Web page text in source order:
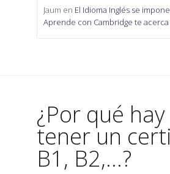
Jaum en El Idioma Inglés se
Aprende con Cambridge te acerca
¿Por qué
tener un
B1, B2,...?